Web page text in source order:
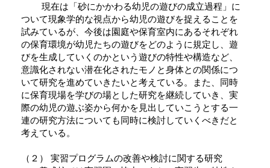
現在は「砂にかかわる幼児の遊びの成立過程」に
ついて現象学的な視点から幼児の遊びを捉えることを
試みているが、今後は園庭や保育室内にあるそれぞれ
の保育環境が幼児たちの遊びをどのように規定し、遊
びを生成していくのかという遊びの特性や構造など、
意識化されない潜在化されたモノと身体との関係につ
いて研究を進めていきたいと考えている。また、同時
に保育現場を学びの場とした研究を継続していき、実
際の幼児の遊ぶ姿から何かを見出していこうとする一
連の研究方法についても同時に検討していくべきだと
考えている。
（２） 実習プログラムの改善や検討に関する研究